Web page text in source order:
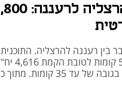
תוכנית לשכונה חדשה בין הרצליה
בין רעננה להרצליה. התוכנית
מציעה הריסת 1,483 יח"ד במבנים בני 1–5
במבנים בני 6–10 קומות, זאת לצד מגדלים בגובה של עד 35